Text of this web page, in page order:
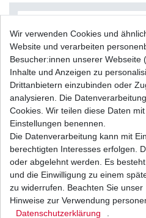
Filter
Dichtung
Bayou
UVP 9,50 €
1 Stück | 6,90
inkl. ges. MwSt.
Wir verwenden Cookies und
Website und verarbeiten
Besucher:innen unserer Webseite
Inhalte und Anzeigen zu
Drittanbietern einzubinden oder
analysieren. Die
Cookies. Wir teilen diese Daten
Einstellungen benennen.
Die Datenverarbeitung kann mit
berechtigten Interesses erfolgen.
oder abgelehnt werden. Es
und die Einwilligung zu einem
zu widerrufen. Beachten Sie unser
Hinweise zur Verwendung
Daten­schutz­erklärung